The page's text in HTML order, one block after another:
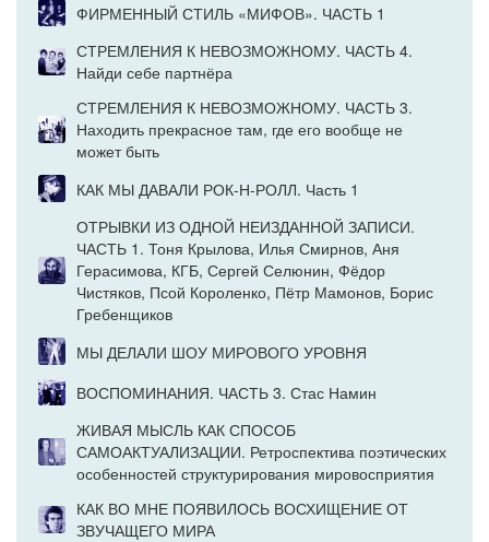
ФИРМЕННЫЙ СТИЛЬ «МИФОВ». ЧАСТЬ 1
СТРЕМЛЕНИЯ К НЕВОЗМОЖНОМУ. ЧАСТЬ 4.
Найди себе партнёра
СТРЕМЛЕНИЯ К НЕВОЗМОЖНОМУ. ЧАСТЬ 3.
Находить прекрасное там, где его вообще не
может быть
КАК МЫ ДАВАЛИ РОК-Н-РОЛЛ. Часть 1
ОТРЫВКИ ИЗ ОДНОЙ НЕИЗДАННОЙ ЗАПИСИ.
ЧАСТЬ 1. Тоня Крылова, Илья Смирнов, Аня
Герасимова, КГБ, Сергей Селюнин, Фёдор
Чистяков, Псой Короленко, Пётр Мамонов, Борис
Гребенщиков
МЫ ДЕЛАЛИ ШОУ МИРОВОГО УРОВНЯ
ВОСПОМИНАНИЯ. ЧАСТЬ 3. Стас Намин
ЖИВАЯ МЫСЛЬ КАК СПОСОБ
САМОАКТУАЛИЗАЦИИ. Ретроспектива поэтических
особенностей структурирования мировосприятия
КАК ВО МНЕ ПОЯВИЛОСЬ ВОСХИЩЕНИЕ ОТ
ЗВУЧАЩЕГО МИРА